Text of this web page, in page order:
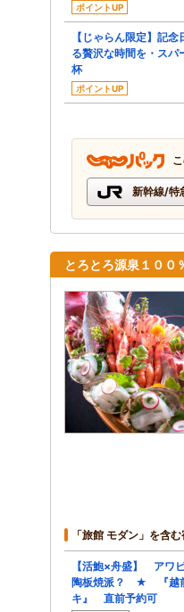
ポイントUP
【じゃらん限定】記
る贅沢な時間を・スパ
杯
ポイントUP
新幹線/特
とろとろ源泉１００
「旅館 モダン」を含
【活鮑×舟盛】 アワ
陶板焼派？ ★ 『越
キ』 直前予約可